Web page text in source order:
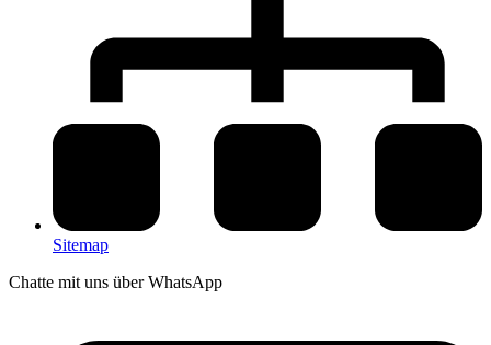
Sitemap
Chatte mit uns über WhatsApp